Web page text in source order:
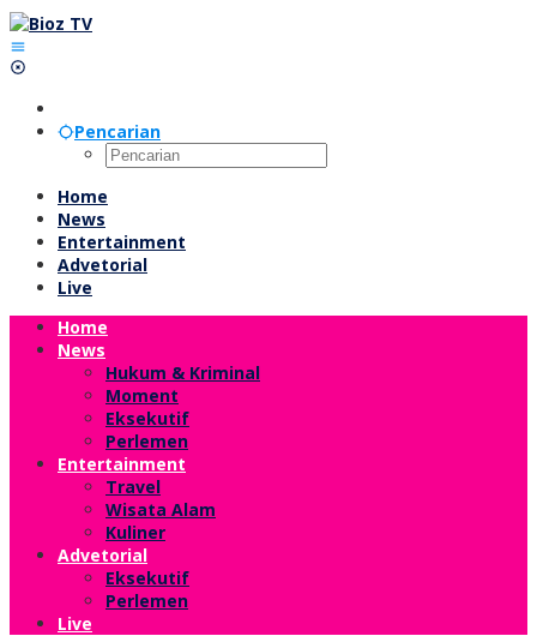
Lewati
ke
konten
Pencarian
Home
News
Entertainment
Advetorial
Live
Home
News
Hukum & Kriminal
Moment
Eksekutif
Perlemen
Entertainment
Travel
Wisata Alam
Kuliner
Advetorial
Eksekutif
Perlemen
Live